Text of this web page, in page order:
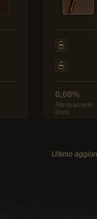
0,00%
Ritrovamenti
d’oro
Ultimo